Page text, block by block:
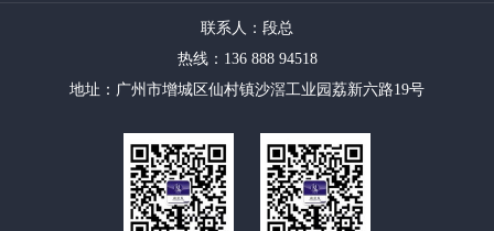
联系人：段总
热线：136 888 94518
地址：广州市增城区仙村镇沙滘工业园荔新六路19号